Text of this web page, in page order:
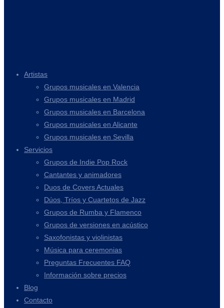
Artistas
Grupos musicales en Valencia
Grupos musicales en Madrid
Grupos musicales en Barcelona
Grupos musicales en Alicante
Grupos musicales en Sevilla
Servicios
Grupos de Indie Pop Rock
Cantantes y animadores
Duos de Covers Actuales
Dúos, Tríos y Cuartetos de Jazz
Grupos de Rumba y Flamenco
Grupos de versiones en acústico
Saxofonistas y violinistas
Música para ceremonias
Preguntas Frecuentes FAQ
Información sobre precios
Blog
Contacto